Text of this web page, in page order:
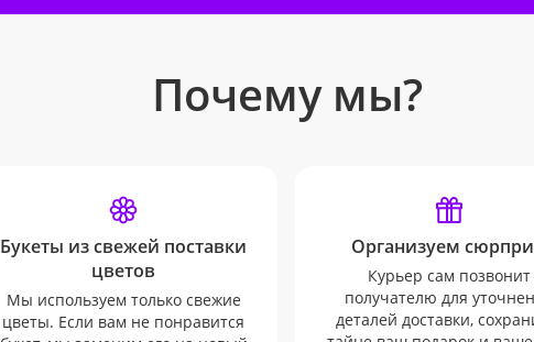
Почему мы?
Букеты из свежей поставки
цветов
Мы используем только свежие
цветы. Если вам не понравится
Организуем
Курьер сам позвонит
получателю для
деталей доставки,